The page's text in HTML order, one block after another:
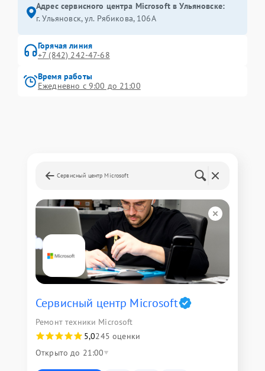
Адрес сервисного центра Microsoft в Ульяновске:
г. Ульяновск, ул. Рябикова, 106А
Горячая линия
+7 (842) 242-47-68
Время работы
Ежедневно с 9:00 до 21:00
Сервисный центр Microsoft
Сервисный центр Microsoft
Ремонт техники Microsoft
5,0245 оценки
Открыто до 21:00